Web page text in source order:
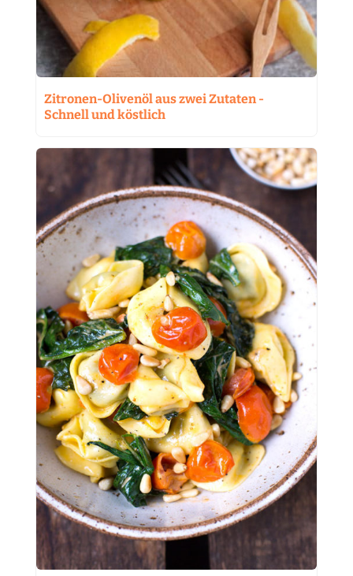
Zitronen-Olivenöl aus zwei Zutaten -
Schnell und köstlich